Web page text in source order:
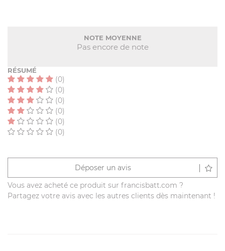
NOTE MOYENNE
Pas encore de note
RÉSUMÉ
(0)
(0)
(0)
(0)
(0)
(0)
Déposer un avis
Vous avez acheté ce produit sur francisbatt.com ?
Partagez votre avis avec les autres clients dès maintenant !